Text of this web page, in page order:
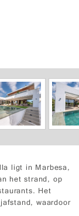
ligt in Marbesa,
het strand, op
Het
waardoor